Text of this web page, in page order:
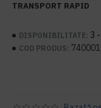
TRANSPORT RAPID
DISPONIBILITATE: 3
COD PRODUS: